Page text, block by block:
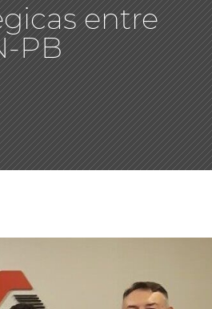
entre
PB